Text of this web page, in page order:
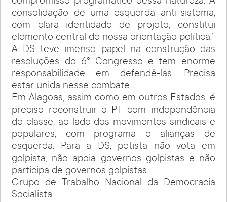
consolidação de uma esquerda anti-sistema,
com clara identidade de projeto, constitui
elemento central de nossa orientação política.”
A DS teve imenso papel na construção das
resoluções do 6° Congresso e tem enorme
responsabilidade em defendê-las. Precisa
estar unida nesse combate.
Em Alagoas, assim como em outros Estados, é
preciso reconstruir o PT com independência
de classe, ao lado dos movimentos sindicais e
populares, com programa e alianças de
esquerda. Para a DS, petista não vota em
golpista, não apoia governos golpistas e não
participa de governos golpistas.
Grupo de Trabalho Nacional da Democracia
Socialista